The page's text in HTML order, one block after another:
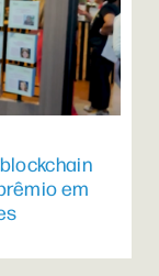
em